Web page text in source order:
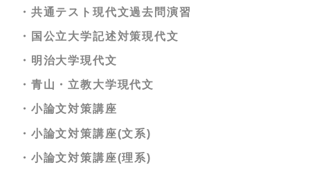
・英文法の神【入門編】
・リスニング英語（基礎）
・英語構文の神
・私大英語演習
・共通テスト英語解法テクニック
・共通テスト対策英語演習
・共通テスト英語過去問演習
・初歩からの「トレーニング数学Ｂ」
・数学α講座Ⅲ
・厳選35題受験数学ⅠＡ（ⅠＡのみ選択者）
・厳選36題受験数学ⅠＡⅡＢ 標準（教科書内容
を終えた人向け）
・共通テスト対策数学演習
・共通テスト数学ⅠＡ過去問演習
・共通テスト現代文過去問演習
・国公立大学記述対策現代文
・明治大学現代文
・青山・立教大学現代文
・小論文対策講座
・小論文対策講座(文系)
・小論文対策講座(理系)